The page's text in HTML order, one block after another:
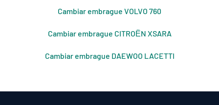
Cambiar embrague VOLVO 760
Cambiar embrague CITROЁN XSARA
Cambiar embrague DAEWOO LACETTI